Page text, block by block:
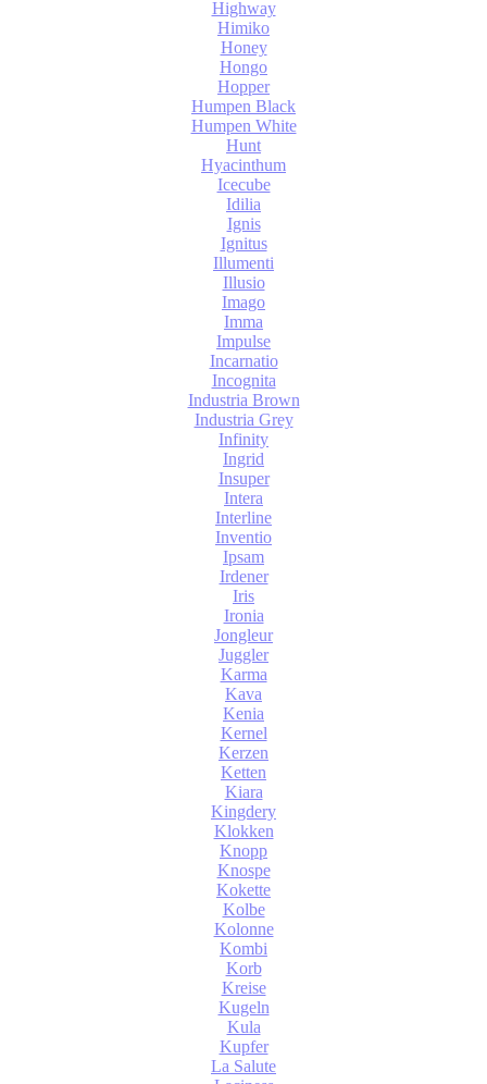
Highway
Himiko
Honey
Hongo
Hopper
Humpen Black
Humpen White
Hunt
Hyacinthum
Icecube
Idilia
Ignis
Ignitus
Illumenti
Illusio
Imago
Imma
Impulse
Incarnatio
Incognita
Industria Brown
Industria Grey
Infinity
Ingrid
Insuper
Intera
Interline
Inventio
Ipsam
Irdener
Iris
Ironia
Jongleur
Juggler
Karma
Kava
Kenia
Kernel
Kerzen
Ketten
Kiara
Kingdery
Klokken
Knopp
Knospe
Kokette
Kolbe
Kolonne
Kombi
Korb
Kreise
Kugeln
Kula
Kupfer
La Salute